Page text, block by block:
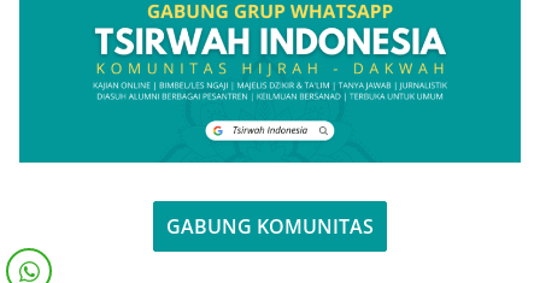
GABUNG KOMUNITAS